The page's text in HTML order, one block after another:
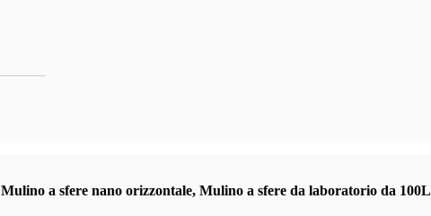
Mulino a sfere nano orizzontale, Mulino a sfere da laboratorio da 100L